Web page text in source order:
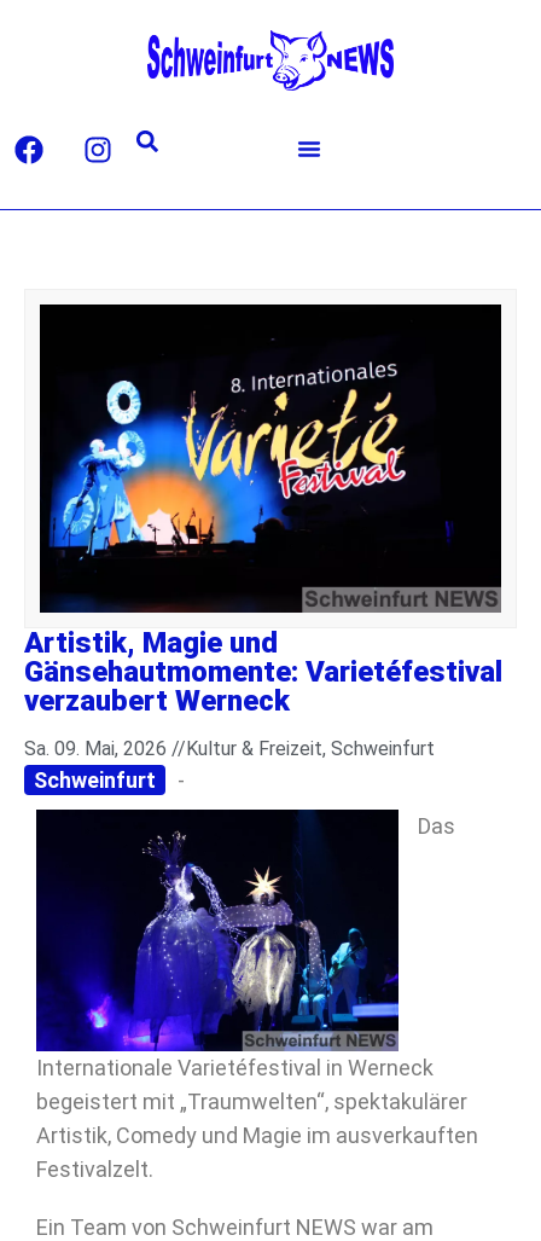
Artistik, Magie und
Gänsehautmomente: Varietéfestival
verzaubert Werneck
Sa. 09. Mai, 2026 //Kultur & Freizeit, Schweinfurt
Schweinfurt
-
Das
Internationale Varietéfestival in Werneck
begeistert mit „Traumwelten“, spektakulärer
Artistik, Comedy und Magie im ausverkauften
Festivalzelt.
Ein Team von Schweinfurt NEWS war am